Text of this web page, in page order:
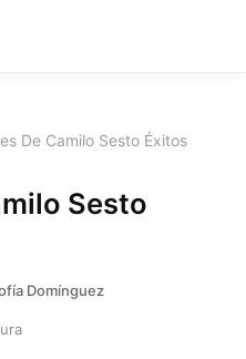
De Camilo Sesto Éxitos
Sesto
Domínguez